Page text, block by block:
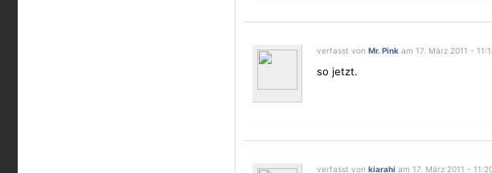
verfasst von Mr. Pinkam 17. März 2011 -
so jetzt.
verfasst von kiarahi am 17. März 2011 -